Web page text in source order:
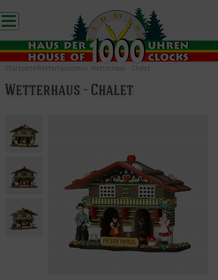
StartseiteWetterhäuschen» Wetterhaus - Chalet
Wetterhaus - Chalet